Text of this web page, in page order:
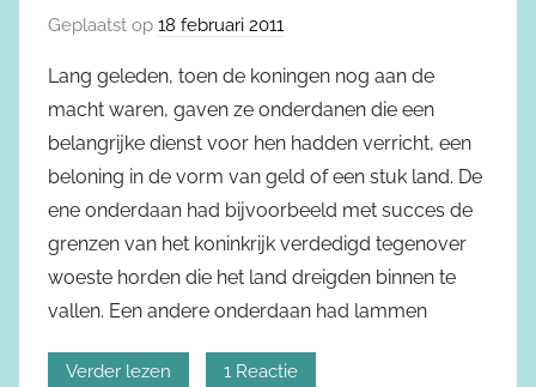
Geplaatst op 18 februari 2011
Lang geleden, toen de koningen nog aan de
macht waren, gaven ze onderdanen die een
belangrijke dienst voor hen hadden verricht, een
beloning in de vorm van geld of een stuk land. De
ene onderdaan had bijvoorbeeld met succes de
grenzen van het koninkrijk verdedigd tegenover
woeste horden die het land dreigden binnen te
vallen. Een andere onderdaan had lammen
Verder lezen 1 Reactie